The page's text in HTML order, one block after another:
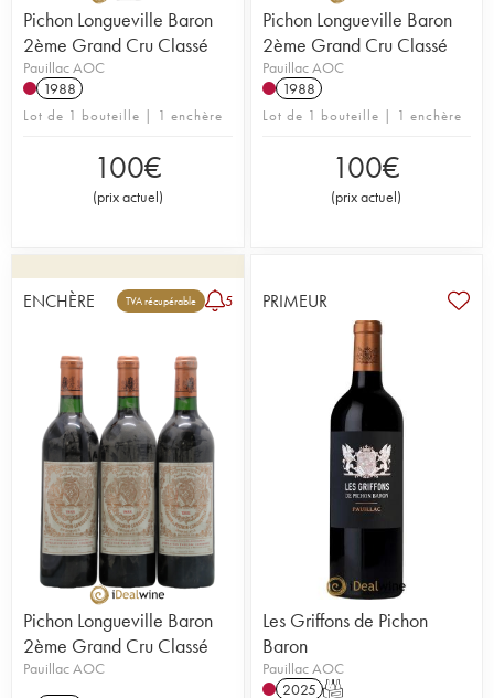
Pichon Longueville Baron
2ème Grand Cru Classé
Pauillac AOC
1988
Lot de 1 bouteille | 1 enchère
100€
(prix actuel)
Pichon Longueville Baron
2ème Grand Cru Classé
Pauillac AOC
1988
Lot de 1 bouteille | 1 enchère
100€
(prix actuel)
ENCHÈRE TVA récupérable 5
Pichon Longueville Baron
2ème Grand Cru Classé
Pauillac AOC
PRIMEUR
Les Griffons de Pichon
Baron
Pauillac AOC
2025 T